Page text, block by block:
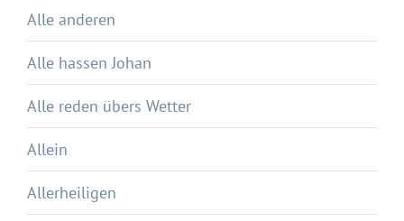
Alle anderen
Alle hassen Johan
Alle reden übers Wetter
Allein
Allerheiligen